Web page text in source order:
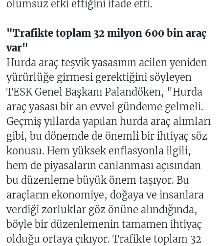
olumsuz etki ettiğini ifade etti.
"Trafikte toplam 32 milyon 600 bin araç
var"
Hurda araç teşvik yasasının acilen yeniden
yürürlüğe girmesi gerektiğini söyleyen
TESK Genel Başkanı Palandöken, "Hurda
araç yasası bir an evvel gündeme gelmeli.
Geçmiş yıllarda yapılan hurda araç alımları
gibi, bu dönemde de önemli bir ihtiyaç söz
konusu. Hem yüksek enflasyonla ilgili,
hem de piyasaların canlanması açısından
bu düzenleme büyük önem taşıyor. Bu
araçların ekonomiye, doğaya ve insanlara
verdiği zorluklar göz önüne alındığında,
böyle bir düzenlemenin tamamen ihtiyaç
olduğu ortaya çıkıyor. Trafikte toplam 32